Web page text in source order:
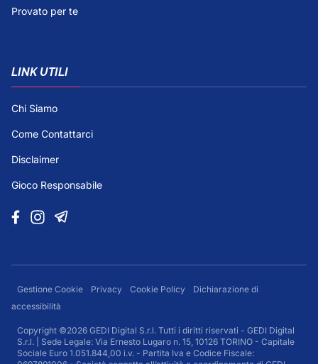
Provato per te
LINK UTILI
Chi Siamo
Come Contattarci
Disclaimer
Gioco Responsabile
Gestione Cookie Privacy Cookie Policy
Dichiarazione di
accessibilità
Copyright ©2026 GEDI Digital S.r.l. Tutti i diritti riservati - GEDI Digital
S.r.l. | Sede Legale: Via Ernesto Lugaro n. 15, 10126 TORINO - Capitale
Sociale Euro 1.051.844,00 i.v. - Partita Iva e Codice Fiscale: